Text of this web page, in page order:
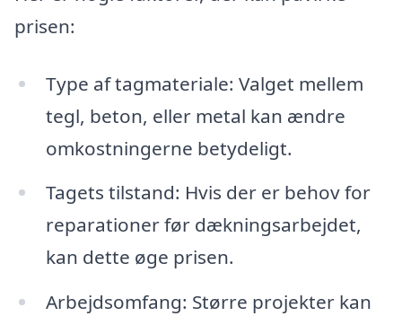
prisen:
Type af tagmateriale: Valget mellem
tegl, beton, eller metal kan ændre
omkostningerne betydeligt.
Tagets tilstand: Hvis der er behov for
reparationer før dækningsarbejdet,
kan dette øge prisen.
Arbejdsomfang: Større projekter kan